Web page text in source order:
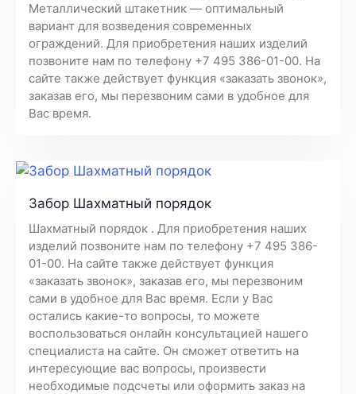
Металлический штакетник — оптимальный
вариант для возведения современных
ограждений. Для приобретения наших изделий
позвоните нам по телефону +7 495 386-01-00. На
сайте также действует функция «заказать звонок»,
заказав его, мы перезвоним сами в удобное для
Вас время.
Забор Шахматный порядок
Шахматный порядок . Для приобретения наших
изделий позвоните нам по телефону +7 495 386-
01-00. На сайте также действует функция
«заказать звонок», заказав его, мы перезвоним
сами в удобное для Вас время. Если у Вас
остались какие-то вопросы, то можете
воспользоваться онлайн консультацией нашего
специалиста на сайте. Он сможет ответить на
интересующие вас вопросы, произвести
необходимые подсчеты или оформить заказ на